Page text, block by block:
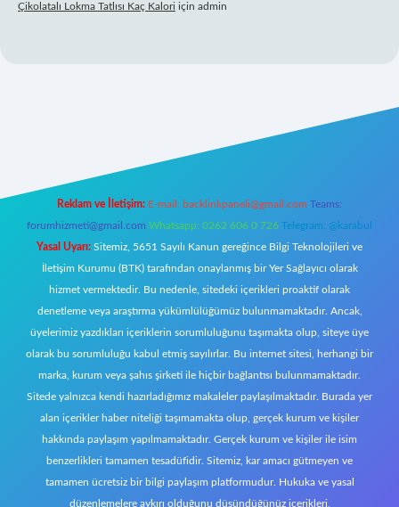
Çikolatalı Lokma Tatlısı Kaç Kalori için admin
Reklam ve İletişim: E-mail: backlinkpaneli@gmail.com Teams:
forumhizmeti@gmail.com Whatsapp: 0262 606 0 726 Telegram: @karabul
Yasal Uyarı: Sitemiz, 5651 Sayılı Kanun gereğince Bilgi Teknolojileri ve
İletişim Kurumu (BTK) tarafından onaylanmış bir Yer Sağlayıcı olarak
hizmet vermektedir. Bu nedenle, sitedeki içerikleri proaktif olarak
denetleme veya araştırma yükümlülüğümüz bulunmamaktadır. Ancak,
üyelerimiz yazdıkları içeriklerin sorumluluğunu taşımakta olup, siteye üye
olarak bu sorumluluğu kabul etmiş sayılırlar. Bu internet sitesi, herhangi bir
marka, kurum veya şahıs şirketi ile hiçbir bağlantısı bulunmamaktadır.
Sitede yalnızca kendi hazırladığımız makaleler paylaşılmaktadır. Burada yer
alan içerikler haber niteliği taşımamakta olup, gerçek kurum ve kişiler
hakkında paylaşım yapılmamaktadır. Gerçek kurum ve kişiler ile isim
benzerlikleri tamamen tesadüfidir. Sitemiz, kar amacı gütmeyen ve
tamamen ücretsiz bir bilgi paylaşım platformudur. Hukuka ve yasal
düzenlemelere aykırı olduğunu düşündüğünüz içerikleri,